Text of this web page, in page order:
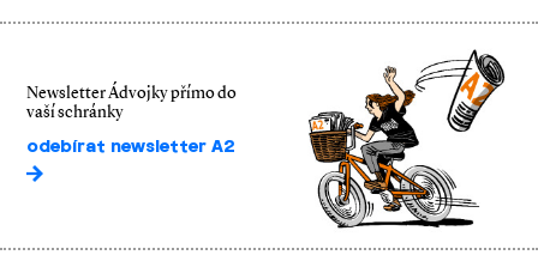
Newsletter Ádvojky přímo do
vaší schránky
odebírat newsletter A2